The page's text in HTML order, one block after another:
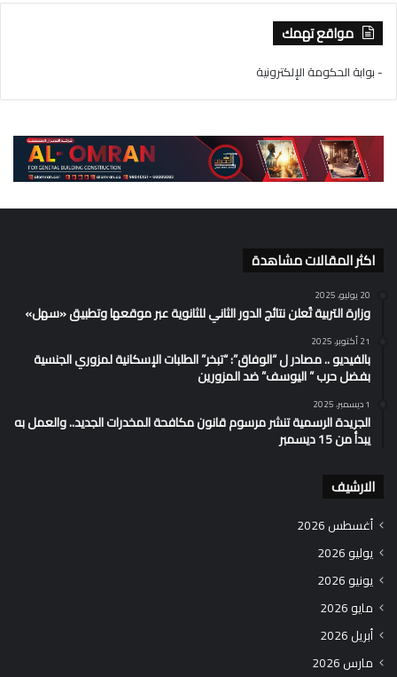
مواقع تهمك
- بوابة الحكومة الإلكترونية
اكثر المقالات مشاهدة
20 يوليو، 2025
وزارة التربية تُعلن نتائج الدور الثاني للثانوية عبر موقعها وتطبيق «سهل»
21 أكتوبر، 2025
بالفيديو .. مصادر ل “الوفاق”: “تبخر” الطلبات الإسكانية لمزوري الجنسية
بفضل حرب ” اليوسف” ضد المزورين
1 ديسمبر، 2025
الجريدة الرسمية تنشر مرسوم قانون مكافحة المخدرات الجديد.. والعمل به
يبدأ من 15 ديسمبر
الارشيف
أغسطس 2026
يوليو 2026
يونيو 2026
مايو 2026
أبريل 2026
مارس 2026